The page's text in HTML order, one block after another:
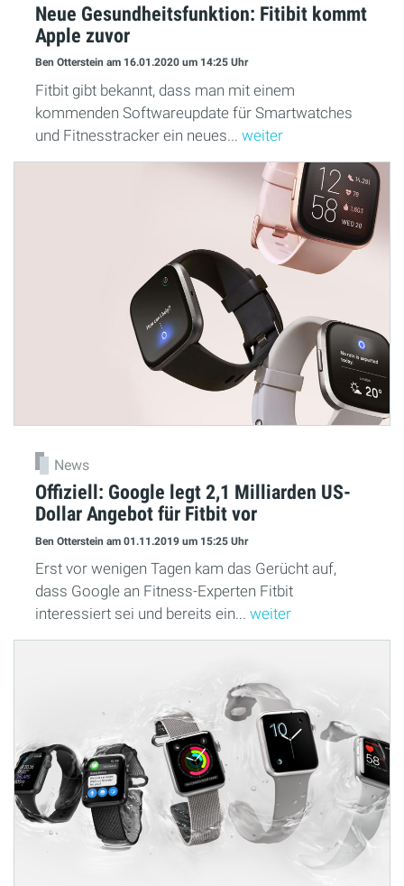
Neue Gesundheitsfunktion: Fitibit kommt
Apple zuvor
Ben Otterstein am 16.01.2020 um 14:25 Uhr
Fitbit gibt bekannt, dass man mit einem
kommenden Softwareupdate für Smartwatches
und Fitnesstracker ein neues... weiter
News
Offiziell: Google legt 2,1 Milliarden US-
Dollar Angebot für Fitbit vor
Ben Otterstein am 01.11.2019 um 15:25 Uhr
Erst vor wenigen Tagen kam das Gerücht auf,
dass Google an Fitness-Experten Fitbit
interessiert sei und bereits ein... weiter